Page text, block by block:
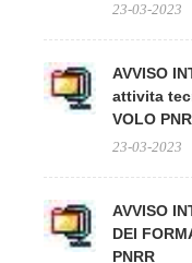
23-03-2023
AVVISO
attivita
VOLO
23-03-2023
AVVISO
DEI
PNRR